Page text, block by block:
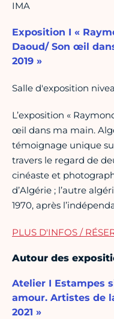
IMA
Exposition I «
Daoud/ Son œil
2019 »
Salle d'exposition
L’exposition «
œil dans ma main.
témoignage unique sur
travers le regard de
cinéaste et
d’Algérie ; l’autre
1970, après
PLUS D'INFOS /
Autour des
Atelier I Estampes
amour. Artistes de
2021 »